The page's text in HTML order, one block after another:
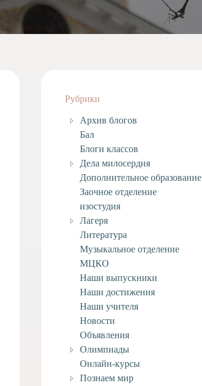
Рубрики
Архив блогов
Бал
Блоги классов
Дела милосердия
Дополнительное образование
Заочное отделение
изостудия
Лагеря
Литература
Музыкальное отделение
МЦКО
Наши выпускники
Наши достижения
Наши учителя
Новости
Объявления
Олимпиады
Онлайн-курсы
Познаем мир